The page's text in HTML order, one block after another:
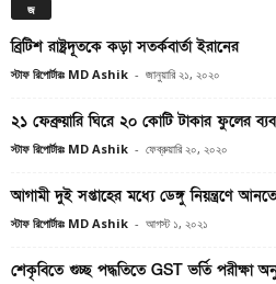
জ
ব্রিটিশ রাষ্ট্রদূতকে কড়া সতর্কবার্তা ইরানের
স্টাফ রিপোর্টারঃ MD Ashik - জানুয়ারি ২১, ২০২০
২১ ফেব্রুয়ারি ঘিরে ২০ কোটি টাকার ফুলের
স্টাফ রিপোর্টারঃ MD Ashik - ফেব্রুয়ারি ২০, ২০২০
আগামী দুই সপ্তাহের মধ্যে ডেঙ্গু নিয়ন্ত্রণে আনতে
স্টাফ রিপোর্টারঃ MD Ashik - আগস্ট ১, ২০২১
শেকৃবিতে গুচ্ছ পদ্ধতিতে GST ভর্তি পরীক্ষা